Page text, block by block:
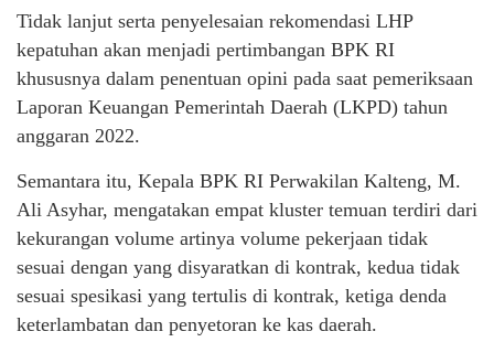
Tidak lanjut serta penyelesaian rekomendasi LHP
kepatuhan akan menjadi pertimbangan BPK RI
khususnya dalam penentuan opini pada saat pemeriksaan
Laporan Keuangan Pemerintah Daerah (LKPD) tahun
anggaran 2022.
Semantara itu, Kepala BPK RI Perwakilan Kalteng, M.
Ali Asyhar, mengatakan empat kluster temuan terdiri dari
kekurangan volume artinya volume pekerjaan tidak
sesuai dengan yang disyaratkan di kontrak, kedua tidak
sesuai spesikasi yang tertulis di kontrak, ketiga denda
keterlambatan dan penyetoran ke kas daerah.